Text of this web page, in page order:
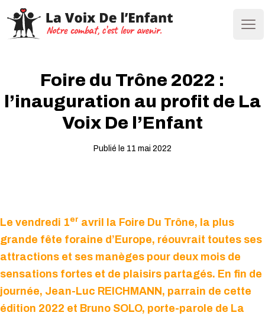
Foire du Trône 2022 :
l’inauguration au profit de La
Voix De l’Enfant
Publié le 11 mai 2022
Le vendredi 1er avril la Foire Du Trône, la plus
grande fête foraine d’Europe, réouvrait toutes ses
attractions et ses manèges pour deux mois de
sensations fortes et de plaisirs partagés. En fin de
journée, Jean-Luc REICHMANN, parrain de cette
édition 2022 et Bruno SOLO, porte-parole de La